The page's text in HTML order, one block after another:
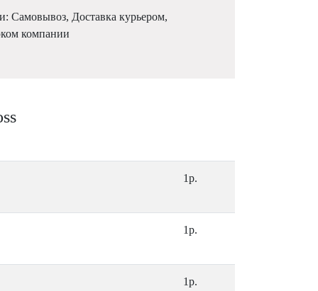
Самовывоз, Доставка курьером,
компании
1р.
1р.
1р.